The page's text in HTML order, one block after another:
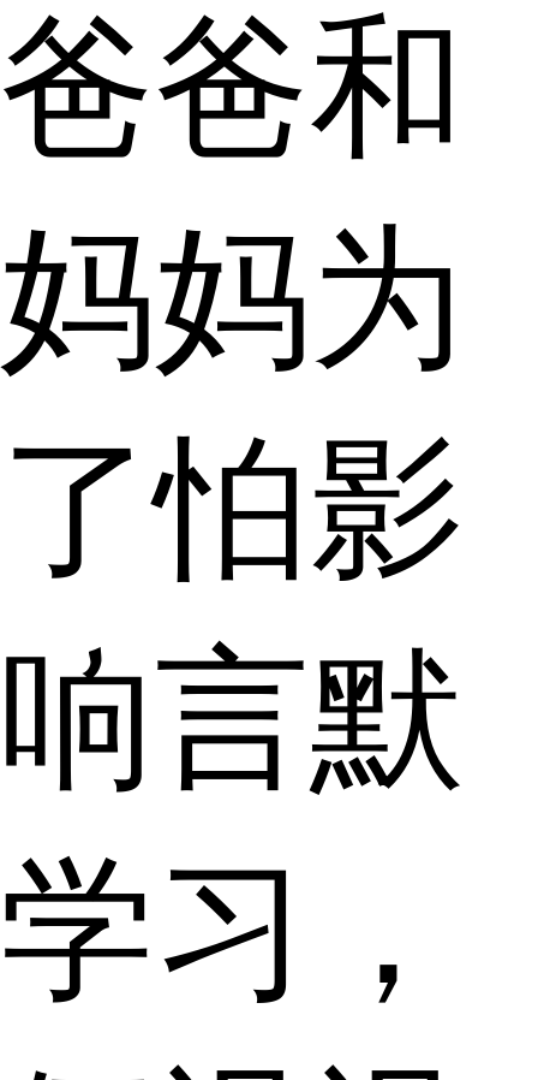
爸爸和
妈妈为
了怕影
响言默
学习，